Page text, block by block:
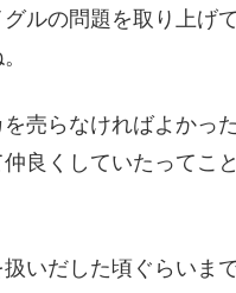
ルの問題を取り上げ
売らなければよかっ
良くしていたってこ
いだした頃ぐらいま